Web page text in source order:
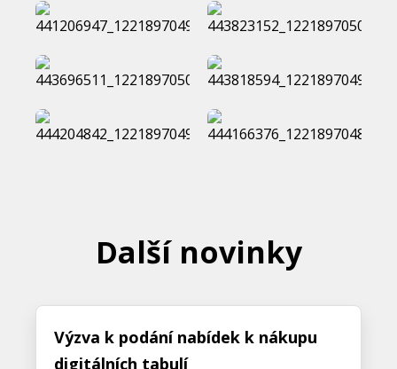
Další novinky
Výzva k podání nabídek k nákupu
digitálních tabulí